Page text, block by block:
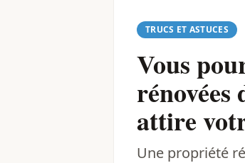
TRUCS ET ASTUCES
Vous
attire
Une propriété